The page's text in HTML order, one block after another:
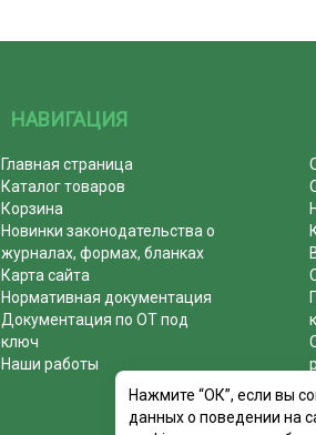
НАВИГАЦИЯ
Главная страница
Каталог товаров
Корзина
Новинки законодательства о
журналах, формах, бланках
Карта сайта
Нормативная документация
Документация по ОТ под
ключ
Наши работы
Нажмите “ОК”, если вы
данных о поведении на